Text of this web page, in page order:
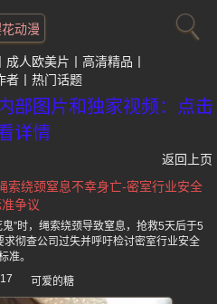
动漫
成人欧美片
高清精品
者 热门话题
部图片和独家视频：点击
详情
返回上页
索绕颈窒息不幸身亡-密室行业安全
争议
”时，绳索绕颈导致窒息，抢救5天后于5
彻查公司过失并呼吁检讨密室行业安全
准。
可爱的糖